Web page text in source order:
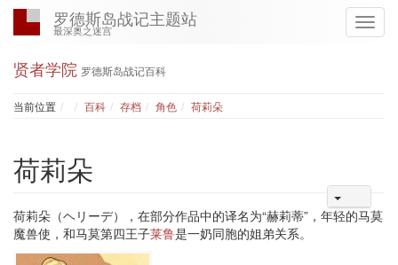
罗德斯岛战记主题站
最深奥之迷宫
贤者学院 罗德斯岛战记百科
当前位置 Home
百科 存档 角色 荷莉朵
荷莉朵
荷莉朵（ヘリーデ），在部分作品中的译名为“赫莉蒂”，年轻的马莫
魔兽使，和马莫第四王子莱鲁是一奶同胞的姐弟关系。